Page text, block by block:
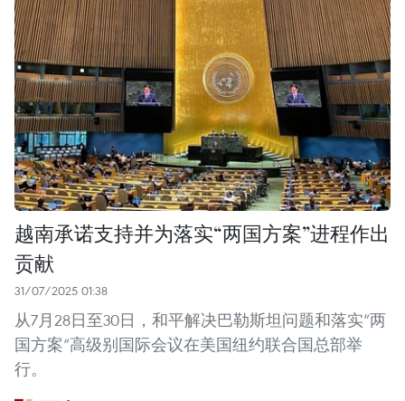
越南承诺支持并为落实“两国方案”进程作出
贡献
31/07/2025 01:38
从7月28日至30日，和平解决巴勒斯坦问题和落实“两
国方案”高级别国际会议在美国纽约联合国总部举
行。